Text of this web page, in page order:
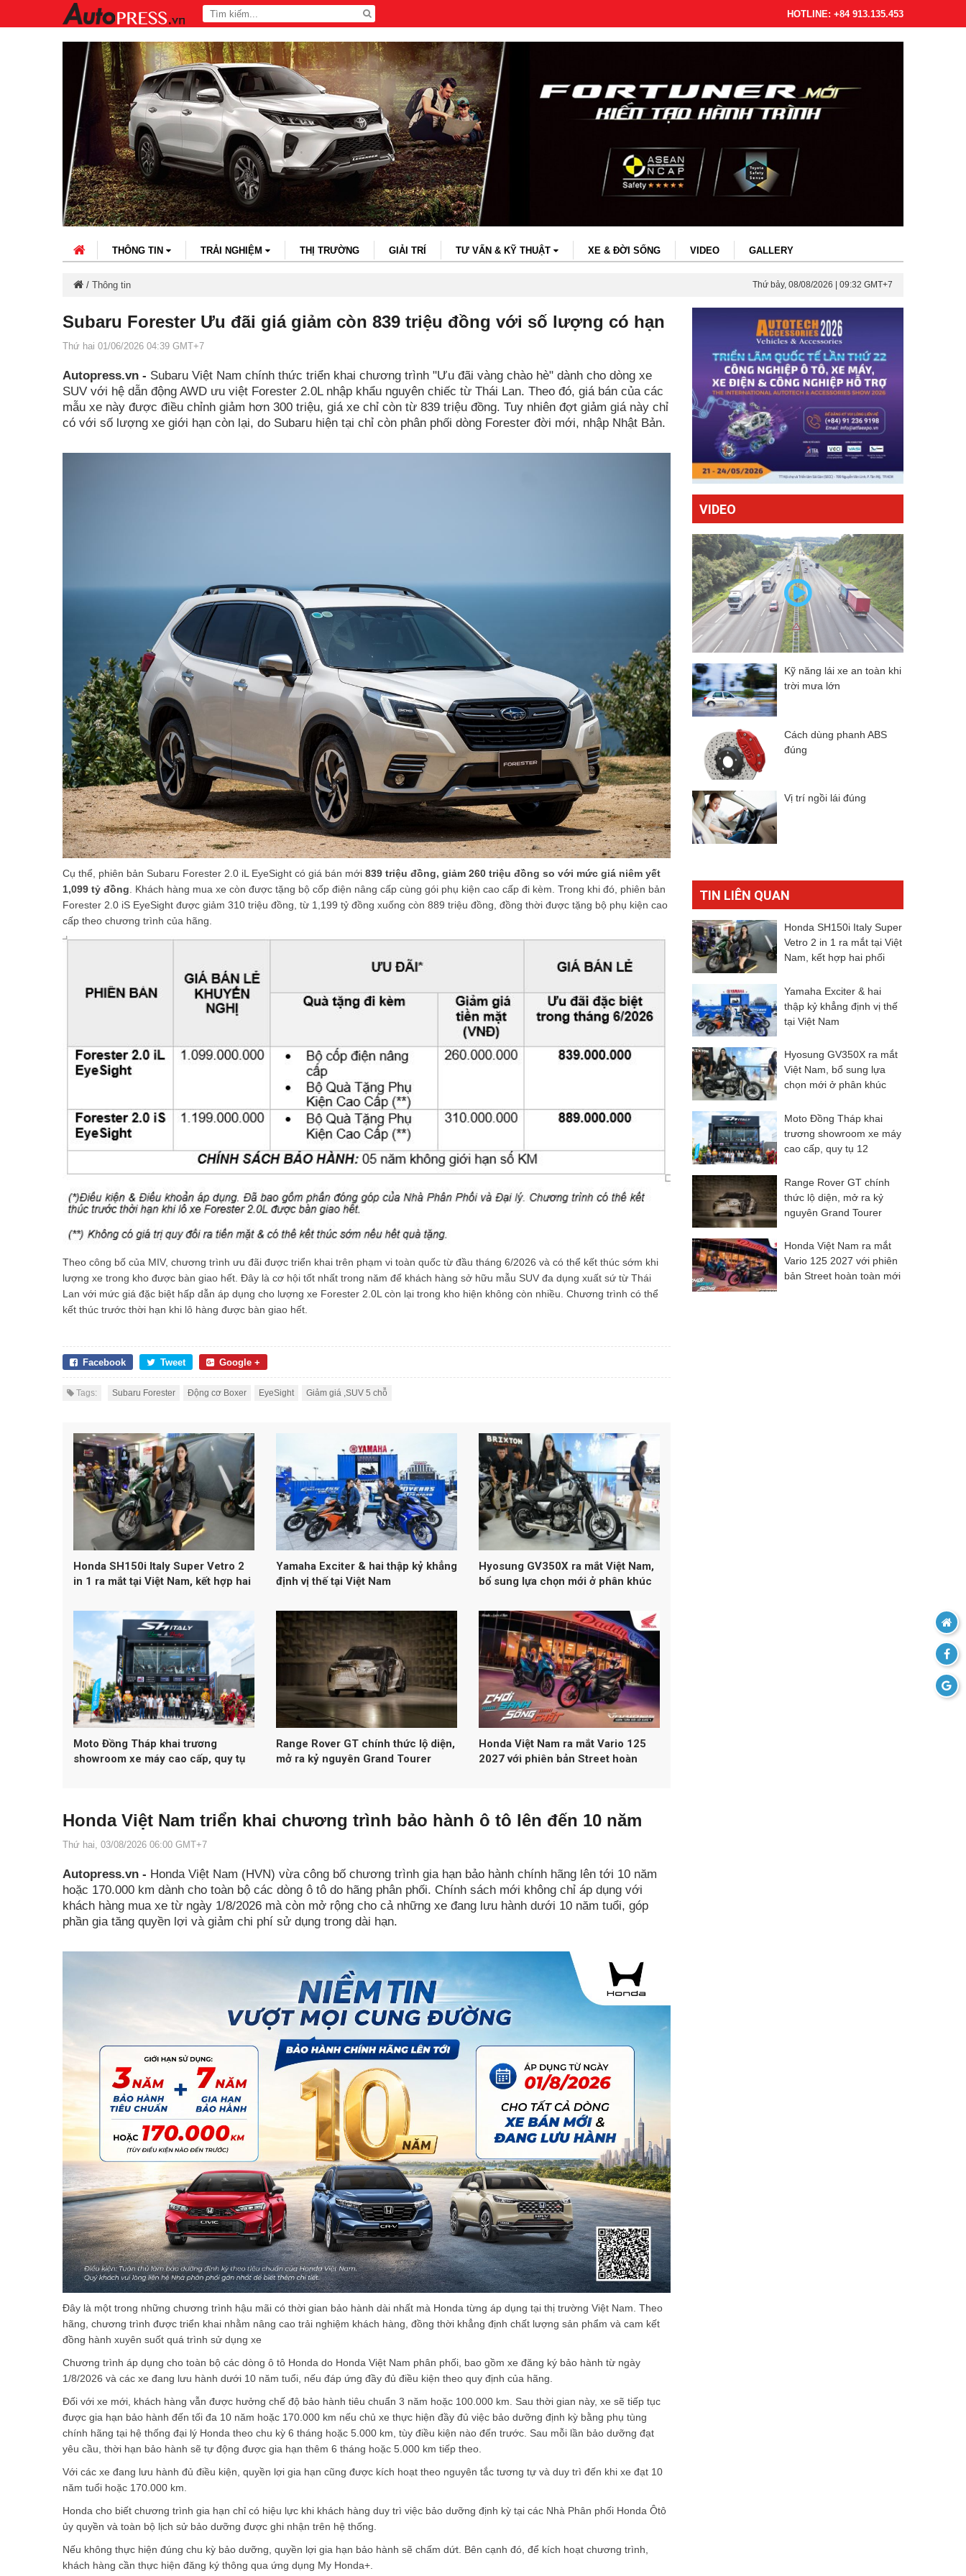
HOTLINE: +84 913.135.453
THÔNG TIN TRẢI NGHIỆM THỊ TRƯỜNG GIẢI TRÍ TƯ VẤN & KỸ THUẬT XE & ĐỜI SỐNG VIDEO GALLERY
Thứ bảy, 08/08/2026 | 09:32 GMT+7
/ Thông tin
Subaru Forester Ưu đãi giá giảm còn 839 triệu đồng với số lượng có hạn
Thứ hai 01/06/2026 04:39 GMT+7
Autopress.vn - Subaru Việt Nam chính thức triển khai chương trình "Ưu đãi vàng chào hè" dành cho dòng xe
SUV với hệ dẫn động AWD ưu việt Forester 2.0L nhập khẩu nguyên chiếc từ Thái Lan. Theo đó, giá bán của các
mẫu xe này được điều chỉnh giảm hơn 300 triệu, giá xe chỉ còn từ 839 triệu đồng. Tuy nhiên đợt giảm giá này chỉ
có với số lượng xe giới hạn còn lại, do Subaru hiện tại chỉ còn phân phối dòng Forester đời mới, nhập Nhật Bản.
Cụ thể, phiên bản Subaru Forester 2.0 iL EyeSight có giá bán mới 839 triệu đồng, giảm 260 triệu đồng so với mức giá niêm yết
1,099 tỷ đồng . Khách hàng mua xe còn được tặng bộ cốp điện nâng cấp cùng gói phụ kiện cao cấp đi kèm. Trong khi đó, phiên bản
Forester 2.0 iS EyeSight được giảm 310 triệu đồng, từ 1,199 tỷ đồng xuống còn 889 triệu đồng, đồng thời được tặng bộ phụ kiện cao
cấp theo chương trình của hãng.
Theo công bố của MIV, chương trình ưu đãi được triển khai trên phạm vi toàn quốc từ đầu tháng 6/2026 và có thể kết thúc sớm khi
lượng xe trong kho được bàn giao hết. Đây là cơ hội tốt nhất trong năm để khách hàng sở hữu mẫu SUV đa dụng xuất sứ từ Thái
Lan với mức giá đặc biệt hấp dẫn áp dụng cho lượng xe Forester 2.0L còn lại trong kho hiện không còn nhiều. Chương trình có thể
kết thúc trước thời hạn khi lô hàng được bàn giao hết.
Facebook Tweet Google +
Tags: Subaru Forester Động cơ Boxer EyeSight Giảm giá ,SUV 5 chỗ
Honda SH150i Italy Super Vetro 2
in 1 ra mắt tại Việt Nam, kết hợp hai
xe
Yamaha Exciter & hai thập kỷ khẳng
định vị thế tại Việt Nam
Hyosung GV350X ra mắt Việt Nam,
bổ sung lựa chọn mới ở phân khúc
Moto Đồng Tháp khai trương
showroom xe máy cao cấp, quy tụ
Range Rover GT chính thức lộ diện,
mở ra kỷ nguyên Grand Tourer
Honda Việt Nam ra mắt Vario 125
2027 với phiên bản Street hoàn
Honda Việt Nam triển khai chương trình bảo hành ô tô lên đến 10 năm
Thứ hai, 03/08/2026 06:00 GMT+7
Autopress.vn - Honda Việt Nam (HVN) vừa công bố chương trình gia hạn bảo hành chính hãng lên tới 10 năm
hoặc 170.000 km dành cho toàn bộ các dòng ô tô do hãng phân phối. Chính sách mới không chỉ áp dụng với
khách hàng mua xe từ ngày 1/8/2026 mà còn mở rộng cho cả những xe đang lưu hành dưới 10 năm tuổi, góp
phần gia tăng quyền lợi và giảm chi phí sử dụng trong dài hạn.
Đây là một trong những chương trình hậu mãi có thời gian bảo hành dài nhất mà Honda từng áp dụng tại thị trường Việt Nam. Theo
hãng, chương trình được triển khai nhằm nâng cao trải nghiệm khách hàng, đồng thời khẳng định chất lượng sản phẩm và cam kết
đồng hành xuyên suốt quá trình sử dụng xe
Chương trình áp dụng cho toàn bộ các dòng ô tô Honda do Honda Việt Nam phân phối, bao gồm xe đăng ký bảo hành từ ngày
1/8/2026 và các xe đang lưu hành dưới 10 năm tuổi, nếu đáp ứng đầy đủ điều kiện theo quy định của hãng.
Đối với xe mới, khách hàng vẫn được hưởng chế độ bảo hành tiêu chuẩn 3 năm hoặc 100.000 km. Sau thời gian này, xe sẽ tiếp tục
được gia hạn bảo hành đến tối đa 10 năm hoặc 170.000 km nếu chủ xe thực hiện đầy đủ việc bảo dưỡng định kỳ bằng phụ tùng
chính hãng tại hệ thống đại lý Honda theo chu kỳ 6 tháng hoặc 5.000 km, tùy điều kiện nào đến trước. Sau mỗi lần bảo dưỡng đạt
yêu cầu, thời hạn bảo hành sẽ tự động được gia hạn thêm 6 tháng hoặc 5.000 km tiếp theo.
Với các xe đang lưu hành đủ điều kiện, quyền lợi gia hạn cũng được kích hoạt theo nguyên tắc tương tự và duy trì đến khi xe đạt 10
năm tuổi hoặc 170.000 km.
Honda cho biết chương trình gia hạn chỉ có hiệu lực khi khách hàng duy trì việc bảo dưỡng định kỳ tại các Nhà Phân phối Honda Ôtô
ủy quyền và toàn bộ lịch sử bảo dưỡng được ghi nhận trên hệ thống.
Nếu không thực hiện đúng chu kỳ bảo dưỡng, quyền lợi gia hạn bảo hành sẽ chấm dứt. Bên cạnh đó, để kích hoạt chương trình,
khách hàng cần thực hiện đăng ký thông qua ứng dụng My Honda+.
VIDEO
Kỹ năng lái xe an toàn khi
trời mưa lớn
Cách dùng phanh ABS
đúng
Vị trí ngồi lái đúng
TIN LIÊN QUAN
Honda SH150i Italy Super
Vetro 2 in 1 ra mắt tại Việt
Nam, kết hợp hai phối
mẫu xe
Yamaha Exciter & hai
thập kỷ khẳng định vị thế
tại Việt Nam
Hyosung GV350X ra mắt
Việt Nam, bổ sung lựa
chọn mới ở phân khúc
Moto Đồng Tháp khai
trương showroom xe máy
cao cấp, quy tụ 12
mẫu xe hiếm tại Đồng
bằng sông Cửu Long
Range Rover GT chính
thức lộ diện, mở ra kỷ
nguyên Grand Tourer
Honda Việt Nam ra mắt
Vario 125 2027 với phiên
bản Street hoàn toàn mới